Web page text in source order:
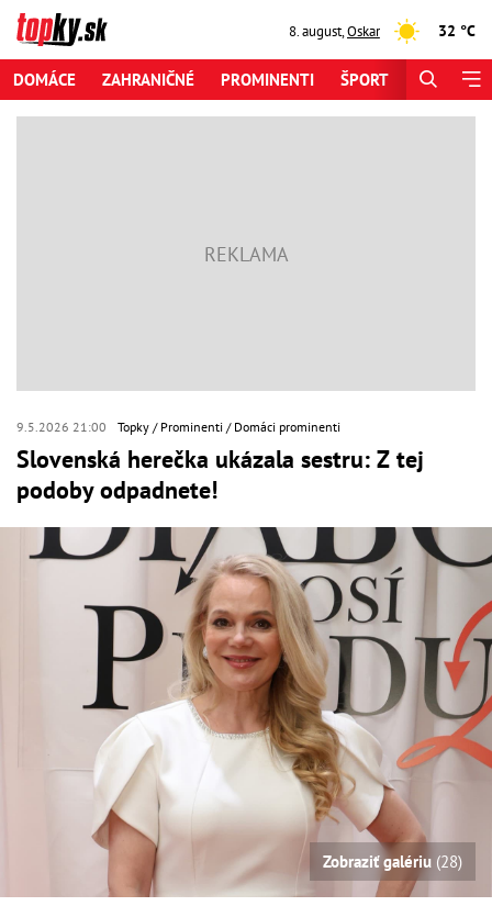
8. august,Oskar 32 °C
DOMÁCE ZAHRANIČNÉ PROMINENTI ŠPORT
9.5.2026 21:00 Topky Prominenti Domáci prominenti
Slovenská herečka ukázala sestru: Z tej
podoby odpadnete!
Zobraziť galériu (28)